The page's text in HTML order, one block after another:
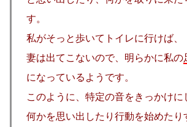
す。
私がそっと歩いてトイレに行けば、
妻は出てこないので、明らかに私の
になっているようです。
このように、特定の音をきっかけに
何かを思い出したり行動を始めたり